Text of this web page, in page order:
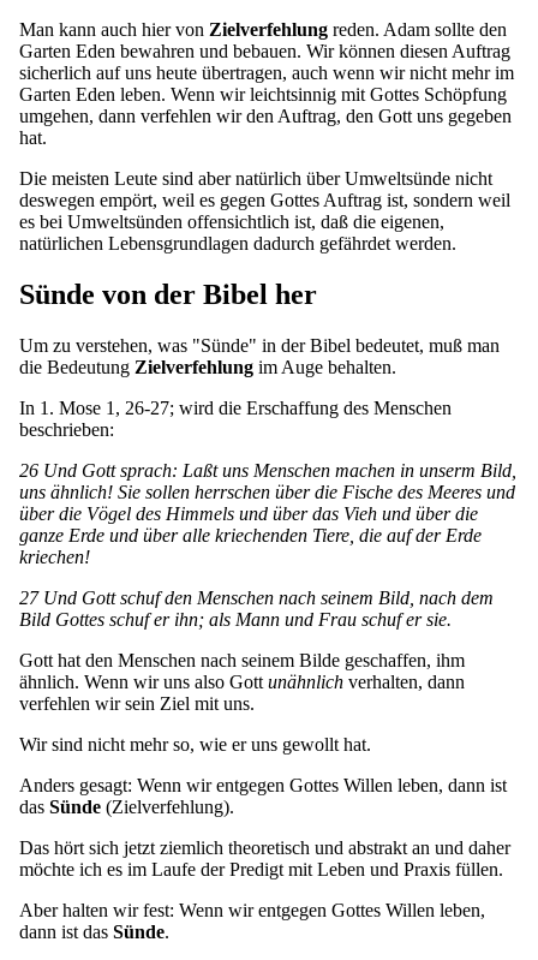
Man kann auch hier von Zielverfehlung reden. Adam sollte den
Garten Eden bewahren und bebauen. Wir können diesen Auftrag
sicherlich auf uns heute übertragen, auch wenn wir nicht mehr im
Garten Eden leben. Wenn wir leichtsinnig mit Gottes Schöpfung
umgehen, dann verfehlen wir den Auftrag, den Gott uns gegeben
hat.
Die meisten Leute sind aber natürlich über Umweltsünde nicht
deswegen empört, weil es gegen Gottes Auftrag ist, sondern weil
es bei Umweltsünden offensichtlich ist, daß die eigenen,
natürlichen Lebensgrundlagen dadurch gefährdet werden.
Sünde von der Bibel her
Um zu verstehen, was "Sünde" in der Bibel bedeutet, muß man
die Bedeutung Zielverfehlung im Auge behalten.
In 1. Mose 1, 26-27; wird die Erschaffung des Menschen
beschrieben:
26 Und Gott sprach: Laßt uns Menschen machen in unserm Bild,
uns ähnlich! Sie sollen herrschen über die Fische des Meeres und
über die Vögel des Himmels und über das Vieh und über die
ganze Erde und über alle kriechenden Tiere, die auf der Erde
kriechen!
27 Und Gott schuf den Menschen nach seinem Bild, nach dem
Bild Gottes schuf er ihn; als Mann und Frau schuf er sie.
Gott hat den Menschen nach seinem Bilde geschaffen, ihm
ähnlich. Wenn wir uns also Gott unähnlich verhalten, dann
verfehlen wir sein Ziel mit uns.
Wir sind nicht mehr so, wie er uns gewollt hat.
Anders gesagt: Wenn wir entgegen Gottes Willen leben, dann ist
das Sünde (Zielverfehlung).
Das hört sich jetzt ziemlich theoretisch und abstrakt an und daher
möchte ich es im Laufe der Predigt mit Leben und Praxis füllen.
Aber halten wir fest: Wenn wir entgegen Gottes Willen leben,
dann ist das Sünde.